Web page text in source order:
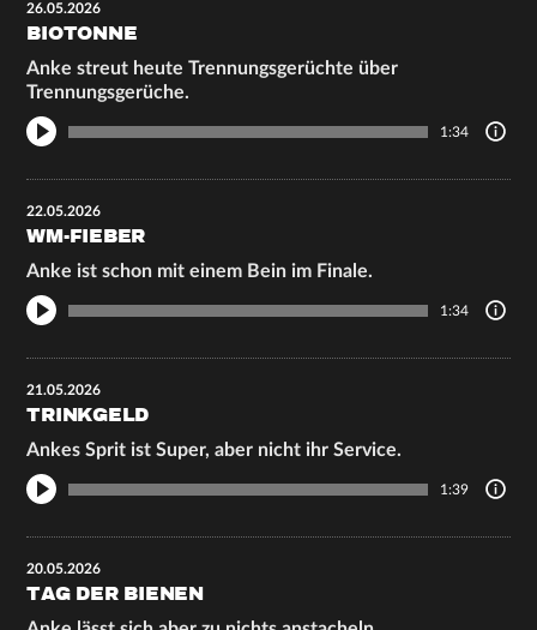
26.05.2026
BIOTONNE
Anke streut heute Trennungsgerüchte über
Trennungsgerüche.
1:34
22.05.2026
WM-FIEBER
Anke ist schon mit einem Bein im Finale.
1:34
21.05.2026
TRINKGELD
Ankes Sprit ist Super, aber nicht ihr Service.
1:39
20.05.2026
TAG DER BIENEN